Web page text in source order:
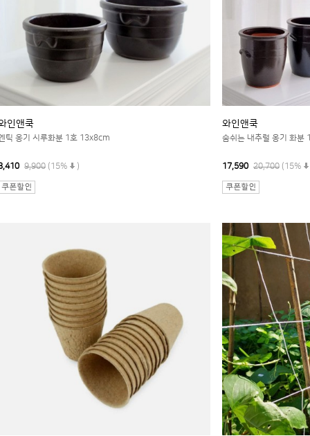
인앤쿡
틱 옹기 시루화분 1호 13x8cm
9,900 (15% )
와인앤쿡
숨쉬는 내추럴 옹기 화분
17,590 20,700 (15%